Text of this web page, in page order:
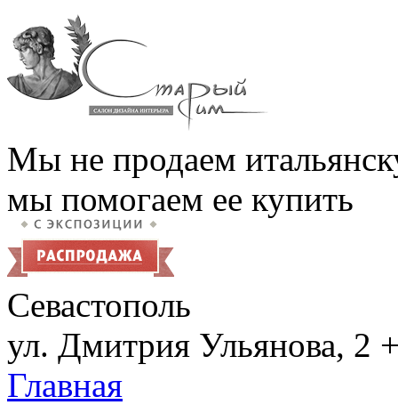
Мы не продаем
мы помогаем ее купить
Севастополь
ул. Дмитрия Ульянова, 2
Главная